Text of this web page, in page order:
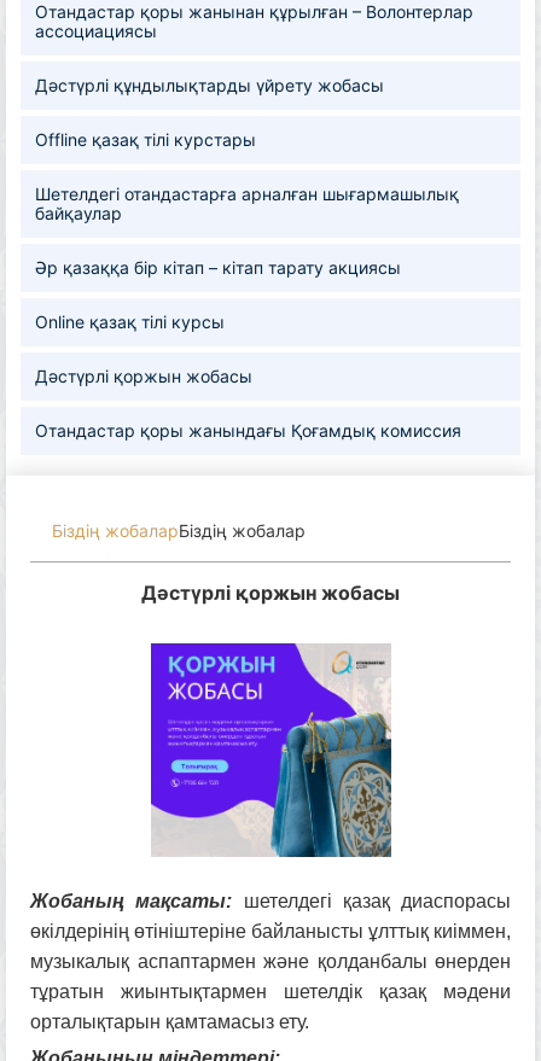
Отандастар қоры жанынан құрылған – Волонтерлар
ассоциациясы
Дәстүрлі құндылықтарды үйрету жобасы
Offline қазақ тілі курстары
Шетелдегі отандастарға арналған шығармашылық
байқаулар
Әр қазаққа бір кітап – кітап тарату акциясы
Online қазақ тілі курсы
Дәстүрлі қоржын жобасы
Отандастар қоры жанындағы Қоғамдық комиссия
Біздің жобаларБіздің жобалар
Дәстүрлі қоржын жобасы
Жобаның мақсаты:
шетелдегі қазақ диаспорасы
өкілдерінің өтініштеріне байланысты ұлттық киіммен,
музыкалық аспаптармен және қолданбалы өнерден
тұратын жиынтықтармен шетелдік қазақ мәдени
орталықтарын қамтамасыз ету.